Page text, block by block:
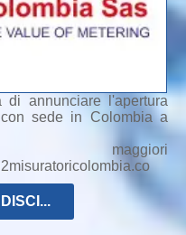
annunciare l'apertura
sede in Colombia a